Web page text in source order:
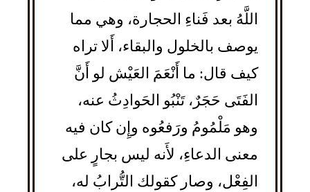
اللَّهُ بعد فَناءِ الحجارة، وهي مما
يوصف بالخلول والبقاء، أَلا تراه
كيف قال: ما أَنْعَمَ العَيْش لو أَنَّ
الفَتَى حَجَرٌ، تَنْبُو الحَوادِثُ عنه،
وهو مَلْمُومُ ورَفعُوه وإِن كان فيه
معنى الدعاءِ، لأَنه ليس بجارٍ على
الفِعْل، وصار كقولك التُّرابُ له،